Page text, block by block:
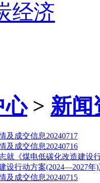
经济
心> 新闻
及成交信息20240717
及成交信息20240716
就《煤电低碳化改造建设
设行动方案(2024—2027年
及成交信息20240715